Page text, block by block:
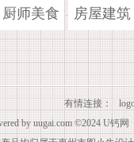
厨师美食 房屋建筑
有情连接：
by uugai.com ©2024 U钙网